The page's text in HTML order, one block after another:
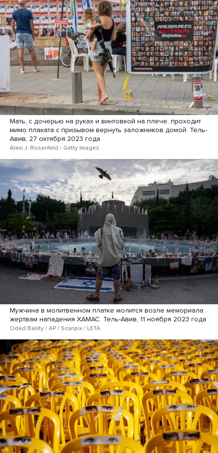
Мать, с дочерью на руках и винтовкой на плече, проходит
мимо плаката с призывом вернуть заложников домой. Тель-
Авив, 27 октября 2023 года
Alexi J. Rosenfeld / Getty Images
Мужчина в молитвенном платке молится возле мемориала
жертвам нападения ХАМАС. Тель-Авив, 11 ноября 2023 года
Oded Balilty / AP / Scanpix / LETA